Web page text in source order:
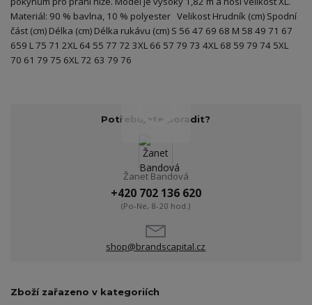
Materiál: 90 % bavlna, 10 % polyester Velikost Hrudník (cm) Spodní
část (cm) Délka (cm) Délka rukávu (cm) S 56 47 69 68 M 58 49 71 67
659 L 75 71 2XL 64 55 77 72 3XL 66 57 79 73 4XL 68 59 79 74 5XL
70 61 79 75 6XL 72 63 79 76
Potřebujete poradit?
Žanet Bandová
+420 702 136 620
(Po-Ne, 8-20 hod.)
shop@brandscapital.cz
Zboží zařazeno v kategoriích